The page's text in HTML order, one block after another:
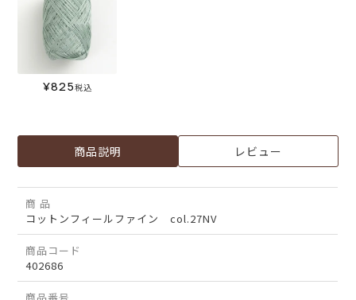
¥825税込
商品説明 レビュー
商 品
コットンフィールファイン col.27NV
商品コード
402686